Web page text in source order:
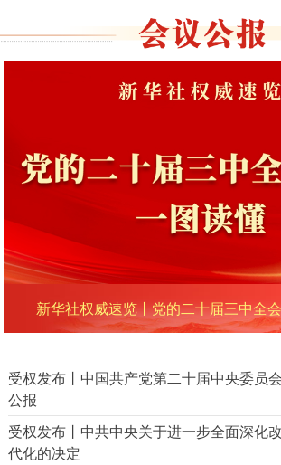
新华社权威速览丨党的二十届三中全
受权发布丨中国共产党第二十届中央委员
公报
受权发布丨中共中央关于进一步全面深化
代化的决定